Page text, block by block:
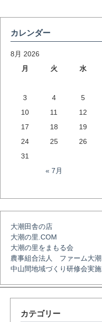
稿
ナ
ビ
ゲ
ー
ョ
ン
カレンダー
8月 2026
月
火 水
3
4 5
10
11 12
17
18 19
24
25 26
31
« 7月
大潮田舎の店
大潮の里.COM
大潮の里をまもる会
農事組合法人 ファーム大潮
中山間地域づくり研修会実施
カテゴリー